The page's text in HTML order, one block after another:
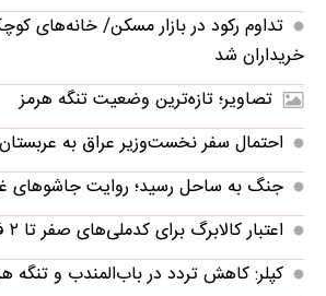
تداوم رکود در بازار مسکن/ خانه‌های
خریداران شد
تصاویر؛ تازه‌ترین وضعیت تنگه هرمز
احتمال سفر نخست‌وزیر عراق به عربستان
جنگ به ساحل رسید؛ روایت جاشوهای
اعتبار کالابرگ برای کدملی‌های صفر تا ۲ فعال شد
کپلر: کاهش تردد در باب‌المندب و تنگه